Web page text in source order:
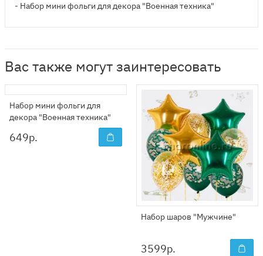
- Набор мини фольги для декора "Военная техника"
Вас также могут заинтересовать
Набор мини фольги для
декора "Военная техника"
649р.
Набор шаров "Мужчине"
3599р.